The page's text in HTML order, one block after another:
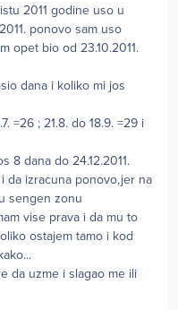
2011 godine uso u
ponovo sam uso
opet bio od 23.10.2011.
dana i koliko mi jos
=26 ; 21.8. do 18.9. =29 i
8 dana do 24.12.2011.
da izracuna ponovo,jer na
sengen zonu
vise prava i da mu to
ostajem tamo i kod
da uzme i slagao me ili